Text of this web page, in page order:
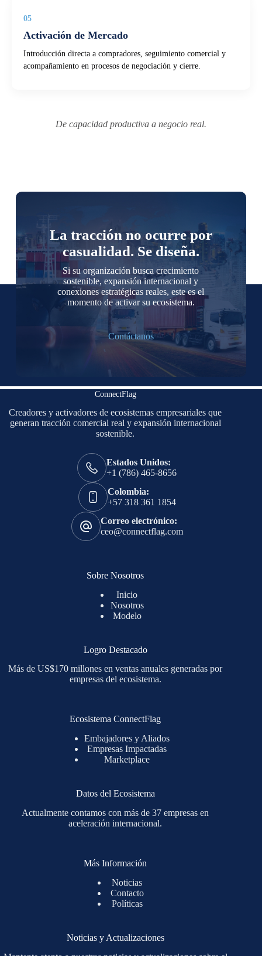
05
Activación de Mercado
Introducción directa a compradores, seguimiento comercial y
acompañamiento en procesos de negociación y cierre.
De capacidad productiva a negocio real.
La tracción no ocurre por
casualidad. Se diseña.
Si su organización busca crecimiento
sostenible, expansión internacional y
conexiones estratégicas reales, este es el
momento de activar su ecosistema.
Contáctanos
ConnectFlag
Creadores y activadores de ecosistemas empresariales que
generan tracción comercial real y expansión internacional
sostenible.
Estados Unidos:
+1 (786) 465-8656
Colombia:
+57 318 361 1854
Correo electrónico:
ceo@connectflag.com
Sobre Nosotros
Inicio
Nosotros
Modelo
Logro Destacado
Más de US$170 millones en ventas anuales generadas por
empresas del ecosistema.
Ecosistema ConnectFlag
Embajadores y Aliados
Empresas Impactadas
Marketplace
Datos del Ecosistema
Actualmente contamos con más de 37 empresas en
aceleración internacional.
Más Información
Noticias
Contacto
Políticas
Noticias y Actualizaciones